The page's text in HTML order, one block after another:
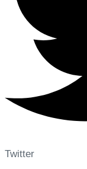
Twitter